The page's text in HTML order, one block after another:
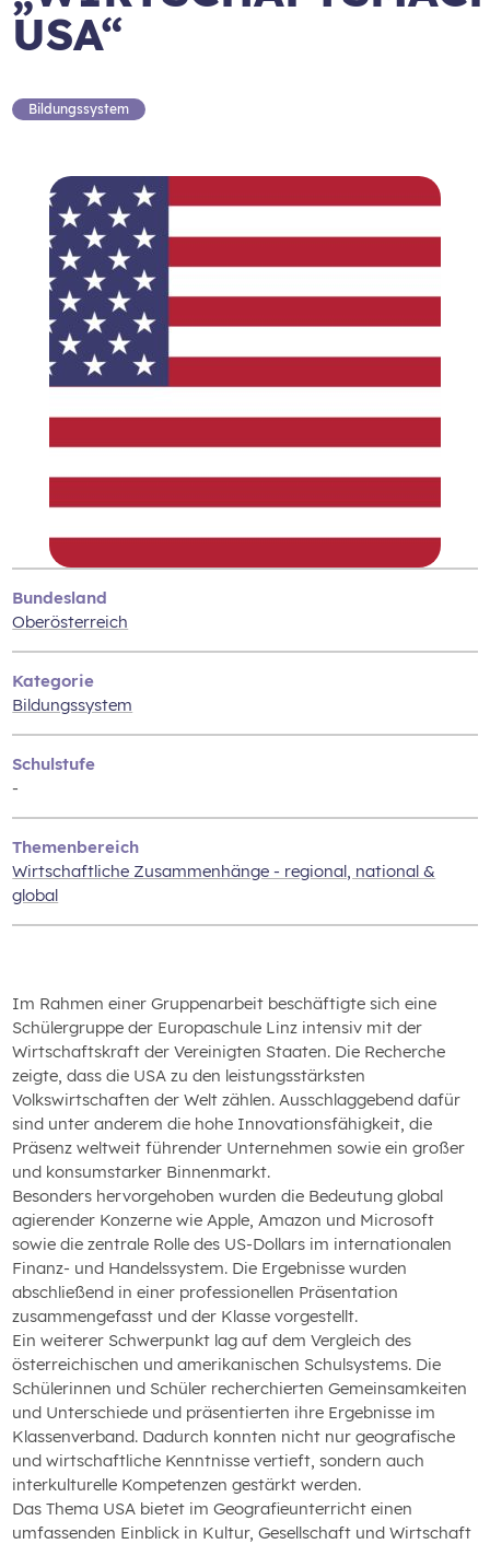
USA“
Bildungssystem
Bundesland
Oberösterreich
Kategorie
Bildungssystem
Schulstufe
-
Themenbereich
Wirtschaftliche Zusammenhänge - regional, national &
global
Im Rahmen einer Gruppenarbeit beschäftigte sich eine
Schülergruppe der Europaschule Linz intensiv mit der
Wirtschaftskraft der Vereinigten Staaten. Die Recherche
zeigte, dass die USA zu den leistungsstärksten
Volkswirtschaften der Welt zählen. Ausschlaggebend dafür
sind unter anderem die hohe Innovationsfähigkeit, die
Präsenz weltweit führender Unternehmen sowie ein großer
und konsumstarker Binnenmarkt.
Besonders hervorgehoben wurden die Bedeutung global
agierender Konzerne wie Apple, Amazon und Microsoft
sowie die zentrale Rolle des US-Dollars im internationalen
Finanz- und Handelssystem. Die Ergebnisse wurden
abschließend in einer professionellen Präsentation
zusammengefasst und der Klasse vorgestellt.
Ein weiterer Schwerpunkt lag auf dem Vergleich des
österreichischen und amerikanischen Schulsystems. Die
Schülerinnen und Schüler recherchierten Gemeinsamkeiten
und Unterschiede und präsentierten ihre Ergebnisse im
Klassenverband. Dadurch konnten nicht nur geografische
und wirtschaftliche Kenntnisse vertieft, sondern auch
interkulturelle Kompetenzen gestärkt werden.
Das Thema USA bietet im Geografieunterricht einen
umfassenden Einblick in Kultur, Gesellschaft und Wirtschaft